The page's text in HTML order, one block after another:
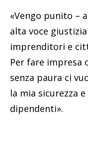
«Vengo punito –
alta voce
imprenditori e
Per fare impresa
senza paura ci
la mia sicurezza
dipendenti».